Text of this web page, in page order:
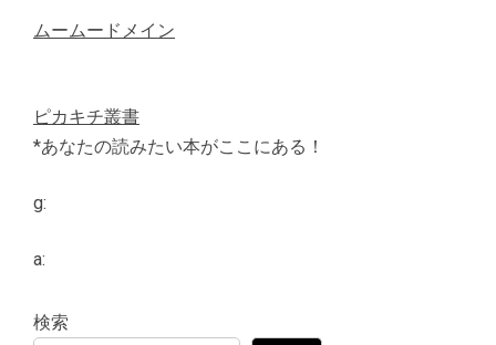
ムームードメイン
ピカキチ叢書
*あなたの読みたい本がここにある！
g:
a:
検索